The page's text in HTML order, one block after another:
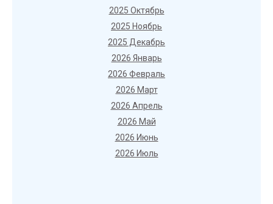
2025 Октябрь
2025 Ноябрь
2025 Декабрь
2026 Январь
2026 Февраль
2026 Март
2026 Апрель
2026 Май
2026 Июнь
2026 Июль